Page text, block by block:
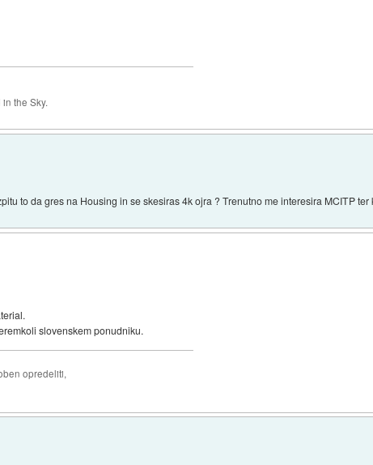
the Sky.
to da gres na Housing in se skesiras 4k ojra ? Trenutno me interesira MCITP
slovenskem ponudniku.
opredeliti,